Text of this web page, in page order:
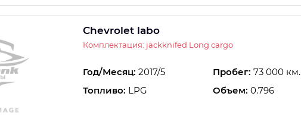
Chevrolet labo
Комплектация: jackknifed Long cargo
Год/Месяц: 2017/5 Пробег: 73 000 км.
Топливо: LPG Объем: 0.796